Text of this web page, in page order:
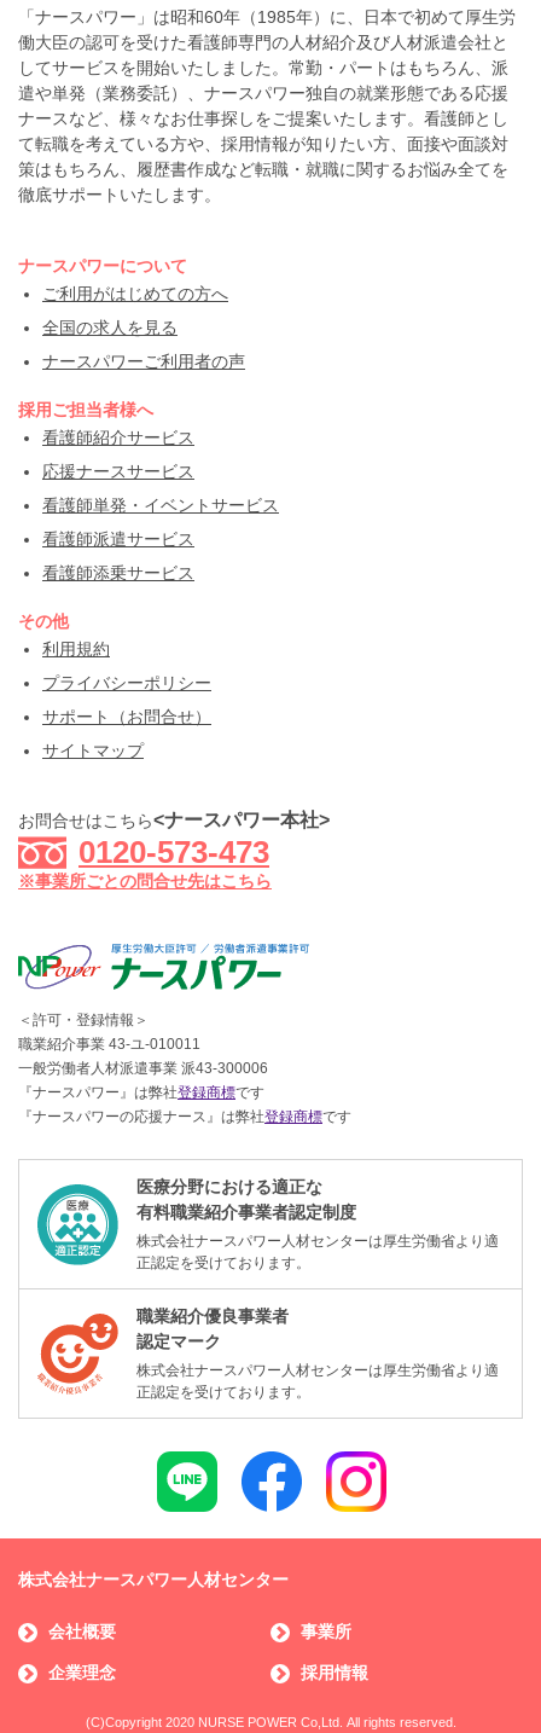
「ナースパワー」は昭和60年（1985年）に、日本で初めて厚生労
働大臣の認可を受けた看護師専門の人材紹介及び人材派遣会社と
してサービスを開始いたしました。常勤・パートはもちろん、派
遣や単発（業務委託）、ナースパワー独自の就業形態である応援
ナースなど、様々なお仕事探しをご提案いたします。看護師とし
て転職を考えている方や、採用情報が知りたい方、面接や面談対
策はもちろん、履歴書作成など転職・就職に関するお悩み全てを
徹底サポートいたします。
ナースパワーについて
ご利用がはじめての方へ
全国の求人を見る
ナースパワーご利用者の声
採用ご担当者様へ
看護師紹介サービス
応援ナースサービス
看護師単発・イベントサービス
看護師派遣サービス
看護師添乗サービス
その他
利用規約
プライバシーポリシー
サポート（お問合せ）
サイトマップ
お問合せはこちら<ナースパワー本社>
0120-573-473
※事業所ごとの問合せ先はこちら
＜許可・登録情報＞
職業紹介事業 43-ユ-010011
一般労働者人材派遣事業 派43-300006
『ナースパワー』は弊社登録商標です
『ナースパワーの応援ナース』は弊社登録商標です
医療分野における適正な
有料職業紹介事業者認定制度
株式会社ナースパワー人材センターは厚生労働省より適
正認定を受けております。
職業紹介優良事業者
認定マーク
株式会社ナースパワー人材センターは厚生労働省より適
正認定を受けております。
株式会社ナースパワー人材センター
会社概要 事業所
企業理念 採用情報
(C)Copyright 2020 NURSE POWER Co,Ltd. All rights reserved.